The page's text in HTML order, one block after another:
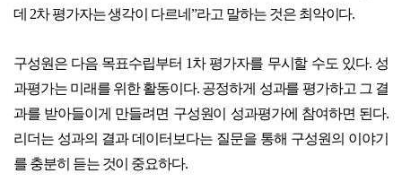
데 2차 평가자는 생각이 다르네”라고 말하는 것은 최악이다.
구성원은 다음 목표수립부터 1차 평가자를 무시할 수도 있다. 성
과평가는 미래를 위한 활동이다. 공정하게 성과를 평가하고 그 결
과를 받아들이게 만들려면 구성원이 성과평가에 참여하면 된다.
리더는 성과의 결과 데이터보다는 질문을 통해 구성원의 이야기
를 충분히 듣는 것이 중요하다.